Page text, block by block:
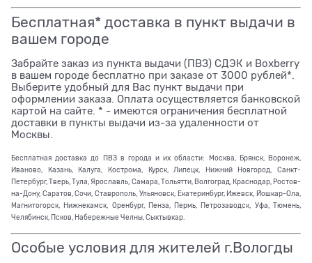
Бесплатная* доставка в пункт выдачи в
вашем городе
Забрайте заказ из пункта выдачи (ПВЗ) СДЭК и Boxberry
в вашем городе бесплатно при заказе от 3000 рублей*.
Выберите удобный для Вас пункт выдачи при
оформлении заказа. Оплата осуществляется банковской
картой на сайте. * - имеются ограничения бесплатной
доставки в пункты выдачи из-за удаленности от
Москвы.
Бесплатная доставка до ПВЗ в города и их области: Москва, Брянск, Воронеж,
Иваново, Казань, Калуга, Кострома, Курск, Липецк, Нижний Новгород, Санкт-
Петербург, Тверь, Тула, Ярославль, Самара, Тольятти, Волгоград, Краснодар, Ростов-
на-Дону, Саратов, Сочи, Ставрополь, Ульяновск, Екатеринбург, Ижевск, Йошкар-Ола,
Магнитогорск, Нижнекамск, Оренбург, Пенза, Пермь, Петрозаводск, Уфа, Тюмень,
Челябинск, Псков, Набережные Челны, Сыктывкар.
Особые условия для жителей г.Вологды